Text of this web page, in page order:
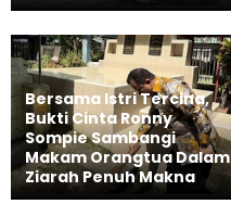
Bersama Istri Tercina,
Bukti Cinta Ronny
Sompie Sambangi
Makam Orangtua Dalam
Ziarah Penuh Makna